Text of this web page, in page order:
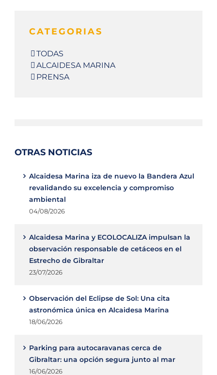
CATEGORIAS
TODAS
ALCAIDESA MARINA
PRENSA
OTRAS NOTICIAS
Alcaidesa Marina iza de nuevo la Bandera Azul
revalidando su excelencia y compromiso
ambiental
04/08/2026
Alcaidesa Marina y ECOLOCALIZA impulsan la
observación responsable de cetáceos en el
Estrecho de Gibraltar
23/07/2026
Observación del Eclipse de Sol: Una cita
astronómica única en Alcaidesa Marina
18/06/2026
Parking para autocaravanas cerca de
Gibraltar: una opción segura junto al mar
16/06/2026